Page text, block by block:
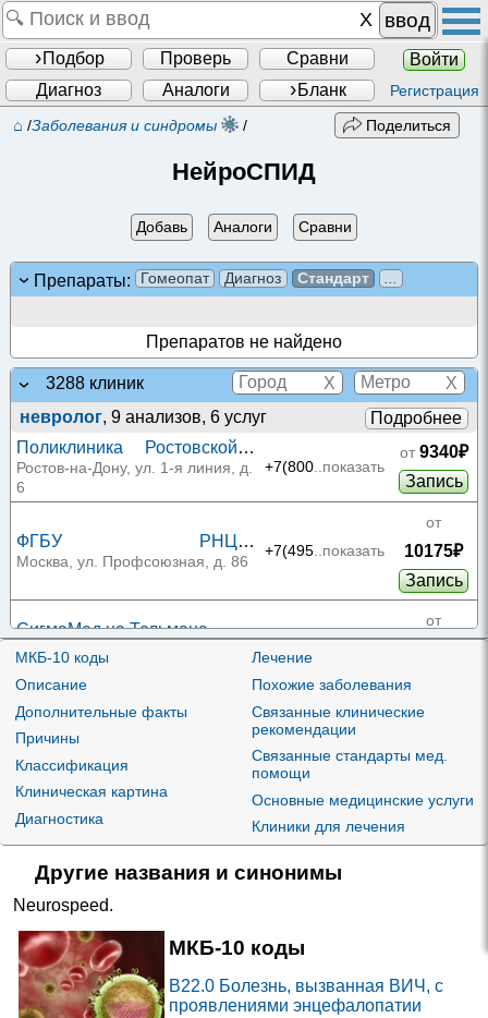
ввод
Подбор Проверь Сравни
Войти
Диагноз
Аналоги Бланк Регистрация
⌂ /Заболевания и синдромы / Поделиться
НейроСПИД
Добавь Аналоги Сравни
Препараты: Гомеопат Диагноз Стандарт
Препаратов не найдено
3288 клиник X
X
невролог, 9 анализов, 6 услуг
Подробнее
Поликлиника Ростовской
КБ ЮОМЦ ФМБА на 1-й
линии
Ростов-на-Дону, ул. 1-я линия, д.
6
+7(800 ..показать
от 9340₽
Запись
ФГБУ РНЦ
рентгенорадиологии на
Москва, ул. Профсоюзная, д. 86
+7(495 ..показать
от
10175₽
Запись
СигмаМед на Тельмана
Ростов-на-Дону, ул. Тельмана, д.
110, стр. 1
от
Запись
Александра Покрышкина
Краснодар, ул. Александра
Покрышкина, д. 4/6
МЦ ЛИЦ на Нарвском
проспекте
Санкт-Петербург, Нарвский пр-т,
д. 18
+7(950..показать
11570₽
МЦ Звезда на
Космонавтов
Казань, ул. Космонавтов, д. 16
+7(843
МКБ-10 коды
Описание
Дополнительные факты
Причины
Классификация
Клиническая картина
Диагностика
Лечение
Похожие заболевания
Связанные клинические
рекомендации
Связанные стандарты мед.
помощи
Основные медицинские услуги
Клиники для лечения
Другие названия и синонимы
Neurospeed.
МКБ-10 коды
B22.0 Болезнь, вызванная ВИЧ, с
проявлениями энцефалопатии